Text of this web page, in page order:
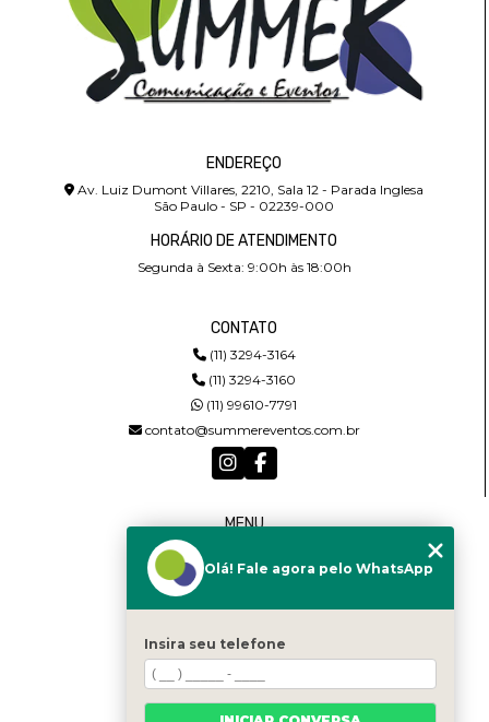
ENDEREÇO
Av. Luiz Dumont Villares, 2210, Sala 12 - Parada Inglesa
São Paulo - SP - 02239-000
HORÁRIO DE ATENDIMENTO
Segunda à Sexta: 9:00h às 18:00h
CONTATO
(11) 3294-3164
(11) 3294-3160
(11) 99610-7791
contato@summereventos.com.br
MENU
QUEM SOMOS
CONTATO
CATEGORIAS
MAPA DO SITE
Olá! Fale agora pelo WhatsApp
Insira seu telefone